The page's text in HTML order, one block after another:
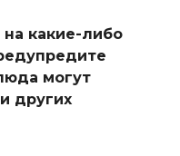
на какие-либо
могут
других